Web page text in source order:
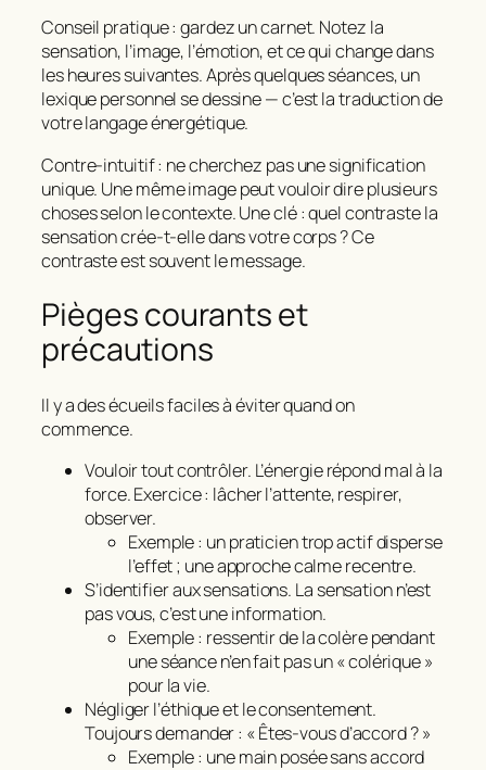
Conseil pratique : gardez un carnet. Notez la
sensation, l’image, l’émotion, et ce qui change dans
les heures suivantes. Après quelques séances, un
lexique personnel se dessine — c’est la traduction de
votre langage énergétique.
Contre‑intuitif : ne cherchez pas une signification
unique. Une même image peut vouloir dire plusieurs
choses selon le contexte. Une clé : quel contraste la
sensation crée‑t‑elle dans votre corps ? Ce
contraste est souvent le message.
Pièges courants et
précautions
Il y a des écueils faciles à éviter quand on
commence.
Vouloir tout contrôler. L’énergie répond mal à la
force. Exercice : lâcher l’attente, respirer,
observer.
Exemple : un praticien trop actif disperse
l’effet ; une approche calme recentre.
S’identifier aux sensations. La sensation n’est
pas vous, c’est une information.
Exemple : ressentir de la colère pendant
une séance n’en fait pas un « colérique »
pour la vie.
Négliger l’éthique et le consentement.
Toujours demander : « Êtes‑vous d’accord ? »
Exemple : une main posée sans accord